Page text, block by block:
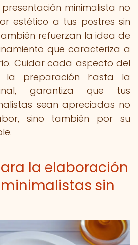
minimalista no
estético a tus postres sin
refuerzan la idea de
que caracteriza a
Cuidar cada aspecto del
la preparación hasta la
garantiza que tus
sean apreciadas no
sino también por su
la elaboración
sin